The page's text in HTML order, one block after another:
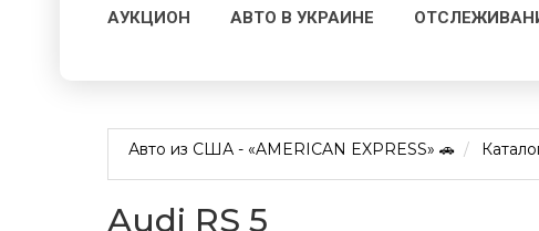
АУКЦИОН АВТО В УКРАИНЕ
Авто из США - «AMERICAN EXPRESS» 🚗
Audi RS 5